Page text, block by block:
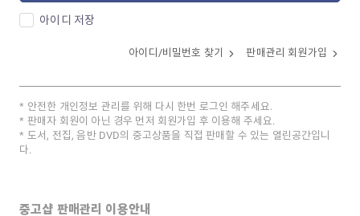
아이디 저장
아이디/비밀번호 찾기 판매관리 회원가입
안전한 개인정보 관리를 위해 다시 한번 로그인 해주세요.
판매자 회원이 아닌 경우 먼저 회원가입 후 이용해 주세요.
도서, 전집, 음반 DVD의 중고상품을 직접 판매할 수 있는 열린공간입니
다.
중고샵 판매관리 이용안내